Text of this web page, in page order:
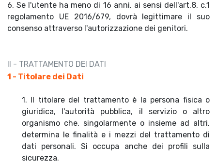
6. Se l'utente ha meno di 16 anni, ai sensi dell'art.8, c.1
regolamento UE 2016/679, dovrà legittimare il suo
consenso attraverso l'autorizzazione dei genitori.
II - TRATTAMENTO DEI DATI
1 - Titolare dei Dati
1. Il titolare del trattamento è la persona fisica o
giuridica, l'autorità pubblica, il servizio o altro
organismo che, singolarmente o insieme ad altri,
determina le finalità e i mezzi del trattamento di
dati personali. Si occupa anche dei profili sulla
sicurezza.